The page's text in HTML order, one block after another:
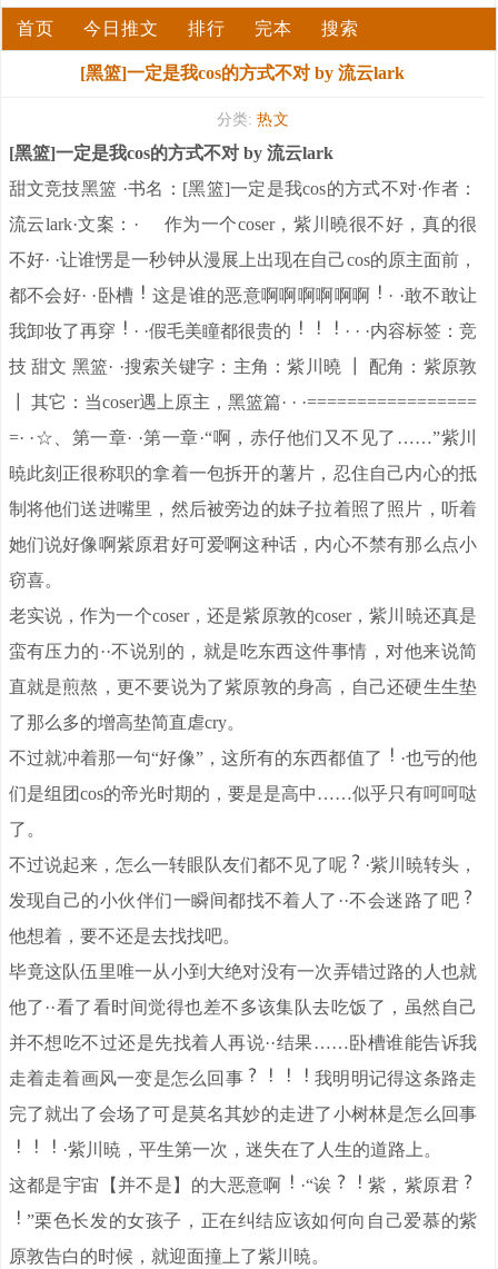
首页 今日推文 排行 完本 搜索
[黑篮]一定是我cos的方式不对 by 流云lark
分类:热文
[黑篮]一定是我cos的方式不对 by 流云lark
甜文竞技黑篮 ·书名：[黑篮]一定是我cos的方式不对·作者：
流云lark·文案：· 作为一个coser，紫川曉很不好，真的很
不好· ·让谁愣是一秒钟从漫展上出现在自己cos的原主面前，
都不会好· ·卧槽
这是谁的恶意啊啊啊啊啊啊
· ·敢不敢让
我卸妆了再穿
· ·假毛美瞳都很贵的
· · ·内容标签：竞
技 甜文 黑篮· ·搜索关键字：主角：紫川曉 ┃ 配角：紫原敦
┃ 其它：当coser遇上原主，黑篮篇· · ·=================
=· ·☆、第一章· ·第一章·“啊，赤仔他们又不见了……”紫川
暁此刻正很称职的拿着一包拆开的薯片，忍住自己内心的抵
制将他们送进嘴里，然后被旁边的妹子拉着照了照片，听着
她们说好像啊紫原君好可爱啊这种话，内心不禁有那么点小
窃喜。
老实说，作为一个coser，还是紫原敦的coser，紫川暁还真是
蛮有压力的··不说别的，就是吃东西这件事情，对他来说简
直就是煎熬，更不要说为了紫原敦的身高，自己还硬生生垫
了那么多的增高垫简直虐cry。
不过就冲着那一句“好像”，这所有的东西都值了
·也亏的他
们是组团cos的帝光时期的，要是是高中……似乎只有呵呵哒
了。
不过说起来，怎么一转眼队友们都不见了呢
·紫川暁转头，
发现自己的小伙伴们一瞬间都找不着人了··不会迷路了吧
他想着，要不还是去找找吧。
毕竟这队伍里唯一从小到大绝对没有一次弄错过路的人也就
他了··看了看时间觉得也差不多该集队去吃饭了，虽然自己
并不想吃不过还是先找着人再说··结果……卧槽谁能告诉我
走着走着画风一变是怎么回事
我明明记得这条路走
完了就出了会场了可是莫名其妙的走进了小树林是怎么回事
·紫川暁，平生第一次，迷失在了人生的道路上。
这都是宇宙【并不是】的大恶意啊
·“诶
紫，紫原君
”栗色长发的女孩子，正在纠结应该如何向自己爱慕的紫
原敦告白的时候，就迎面撞上了紫川暁。